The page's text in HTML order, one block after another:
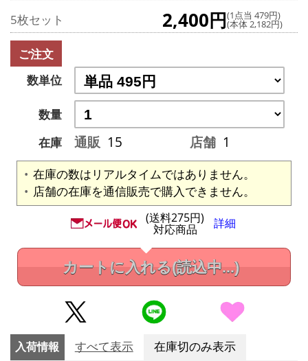
5枚セット 2,400円(1点当 479円)
(本体 2,182円)
ご注文
数単位
数量
在庫
通販 15 店舗 1
在庫の数はリアルタイムではありません。
店舗の在庫を通信販売で購入できません。
(送料275円)
対応商品 詳細
カートに入れる(読込中...)
入荷情報 すべて表示 在庫切のみ表示